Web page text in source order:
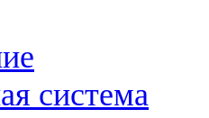
система